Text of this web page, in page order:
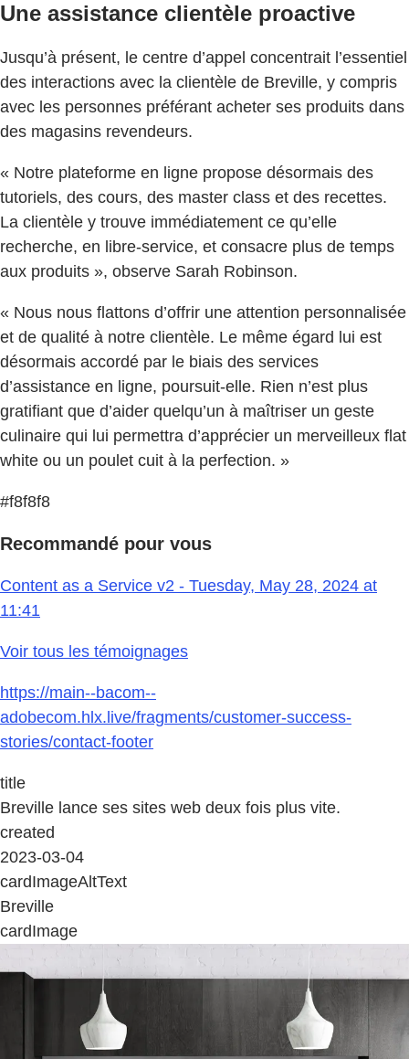
Une assistance clientèle proactive
Jusqu’à présent, le centre d’appel concentrait l’essentiel
des interactions avec la clientèle de Breville, y compris
avec les personnes préférant acheter ses produits dans
des magasins revendeurs.
« Notre plateforme en ligne propose désormais des
tutoriels, des cours, des master class et des recettes.
La clientèle y trouve immédiatement ce qu’elle
recherche, en libre-service, et consacre plus de temps
aux produits », observe Sarah Robinson.
« Nous nous flattons d’offrir une attention personnalisée
et de qualité à notre clientèle. Le même égard lui est
désormais accordé par le biais des services
d’assistance en ligne, poursuit-elle. Rien n’est plus
gratifiant que d’aider quelqu’un à maîtriser un geste
culinaire qui lui permettra d’apprécier un merveilleux flat
white ou un poulet cuit à la perfection. »
#f8f8f8
Recommandé pour vous
Content as a Service v2 - Tuesday, May 28, 2024 at
11:41
Voir tous les témoignages
https://main--bacom--
adobecom.hlx.live/fragments/customer-success-
stories/contact-footer
title
Breville lance ses sites web deux fois plus vite.
created
2023-03-04
cardImageAltText
Breville
cardImage